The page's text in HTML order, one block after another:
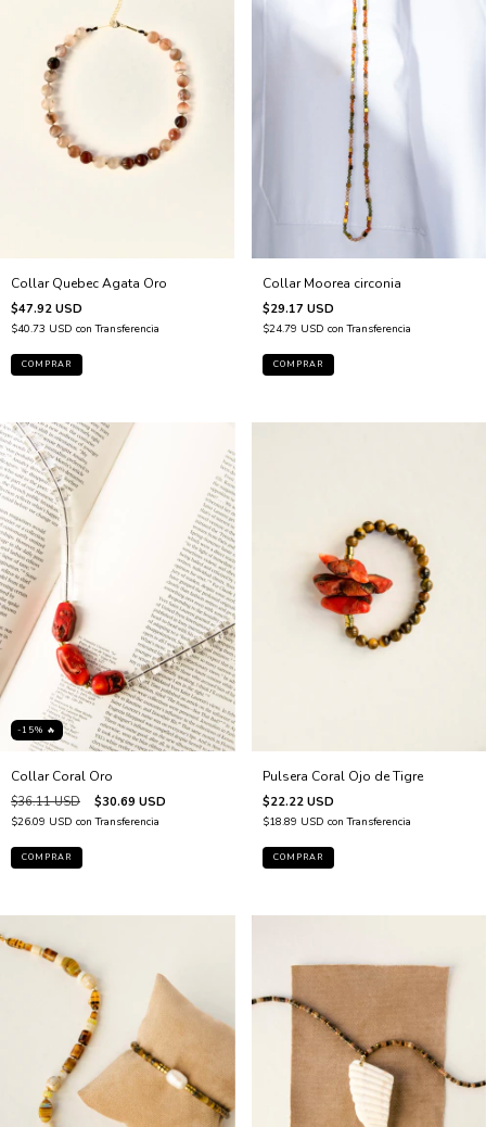
Collar Quebec Agata Oro
$47.92 USD
$40.73 USD con Transferencia
Collar Moorea circonia
$29.17 USD
$24.79 USD con Transferencia
-15% 🔥
Collar Coral Oro
$36.11 USD $30.69 USD
$26.09 USD con Transferencia
Pulsera Coral Ojo de Tigre
$22.22 USD
$18.89 USD con Transferencia